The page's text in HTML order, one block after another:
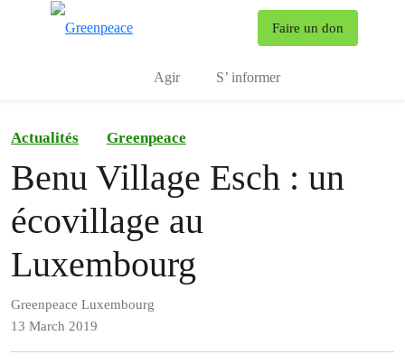
Faire un don
Agir S’ informer
Actualités Greenpeace
Benu Village Esch : un
écovillage au
Luxembourg
Greenpeace Luxembourg
13 March 2019